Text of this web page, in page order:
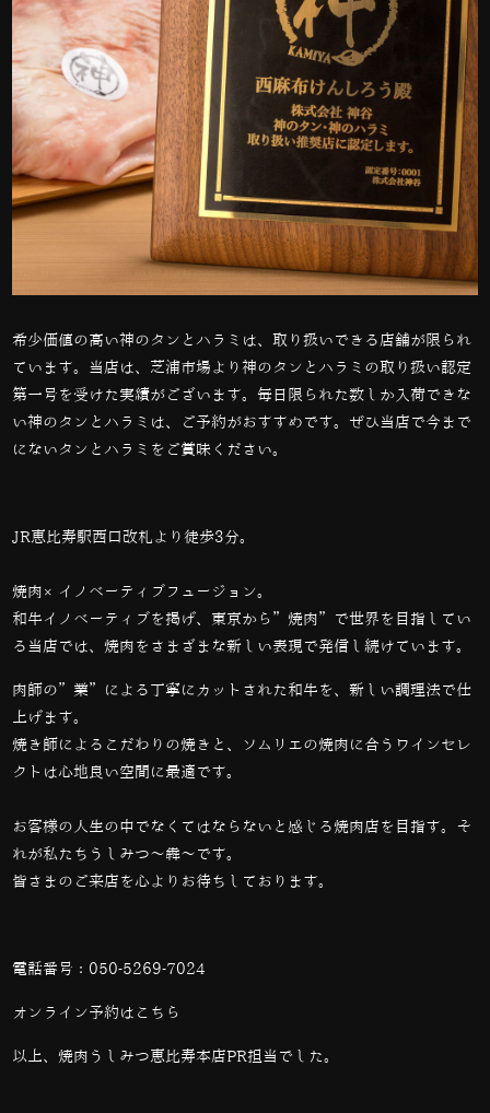
希少価値の高い神のタンとハラミは、取り扱いできる店舗が限られ
ています。当店は、芝浦市場より神のタンとハラミの取り扱い認定
第一号を受けた実績がございます。毎日限られた数しか入荷できな
い神のタンとハラミは、ご予約がおすすめです。ぜひ当店で今まで
にないタンとハラミをご賞味ください。
JR恵比寿駅西口改札より徒歩3分。
焼肉×イノベーティブフュージョン。
和牛イノベーティブを掲げ、東京から”焼肉”で世界を目指してい
る当店では、焼肉をさまざまな新しい表現で発信し続けています。
肉師の”業”による丁寧にカットされた和牛を、新しい調理法で仕
上げます。
焼き師によるこだわりの焼きと、ソムリエの焼肉に合うワインセレ
クトは心地良い空間に最適です。
お客様の人生の中でなくてはならないと感じる焼肉店を目指す。そ
れが私たちうしみつ～犇～です。
皆さまのご来店を心よりお待ちしております。
電話番号： 050-5269-7024
オンライン予約は こちら
以上、焼肉うしみつ恵比寿本店PR担当でした。